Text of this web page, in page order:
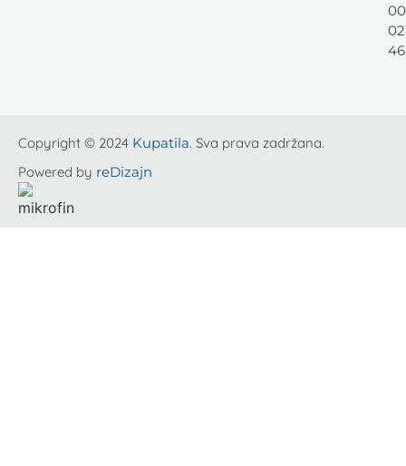
46
Copyright © 2024 Kupatila. Sva prava zadržana.
Powered by reDizajn